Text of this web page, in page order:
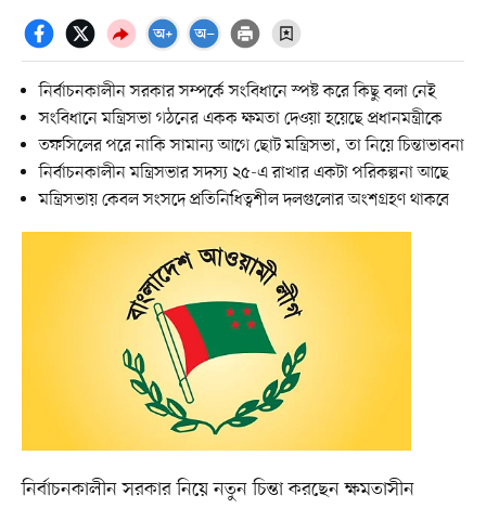
নির্বাচনকালীন সরকার সম্পর্কে সংবিধানে স্পষ্ট করে কিছু বলা নেই
সংবিধানে মন্ত্রিসভা গঠনের একক ক্ষমতা দেওয়া হয়েছে প্রধানমন্ত্রীকে
তফসিলের পরে নাকি সামান্য আগে ছোট মন্ত্রিসভা, তা নিয়ে চিন্তাভাবনা
নির্বাচনকালীন মন্ত্রিসভার সদস্য ২৫-এ রাখার একটা পরিকল্পনা আছে
মন্ত্রিসভায় কেবল সংসদে প্রতিনিধিত্বশীল দলগুলোর অংশগ্রহণ থাকবে
নির্বাচনকালীন সরকার নিয়ে নতুন চিন্তা করছেন ক্ষমতাসীন